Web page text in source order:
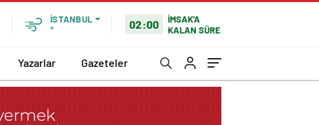
İSTANBUL
°
02:00
İMSAK'A
KALAN SÜRE
Yazarlar Gazeteler